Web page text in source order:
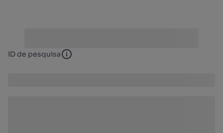
ID de pesquisa ID de pesquisa